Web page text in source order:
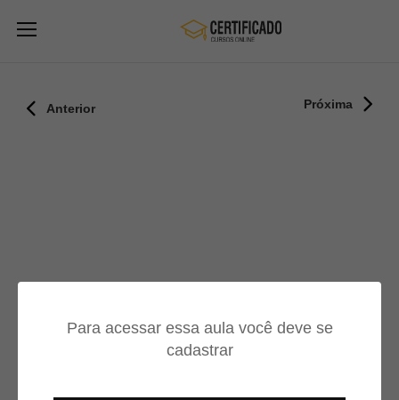
Para acessar essa aula você deve se
cadastrar
Anterior Próxima